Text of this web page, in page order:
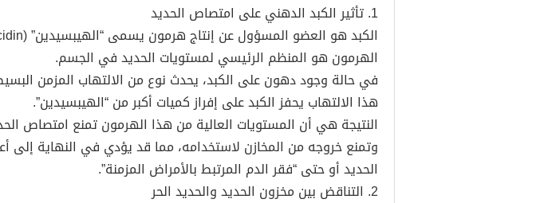
1. تأثير الكبد الدهني على امتصاص الحديد
الهرمون هو المنظم الرئيسي لمستويات الحديد في الجسم.
في حالة وجود دهون على الكبد، يحدث نوع من الالتهاب المزمن
هذا الالتهاب يحفز الكبد على إفراز كميات أكبر من “الهيبسيدين”.
النتيجة هي أن المستويات العالية من هذا الهرمون تمنع امتصاص
وتمنع خروجه من المخازن لاستخدامه، مما قد يؤدي في النهاية
الحديد أو حتى “فقر الدم المرتبط بالأمراض المزمنة”.
2. التناقض بين مخزون الحديد والحديد الحر